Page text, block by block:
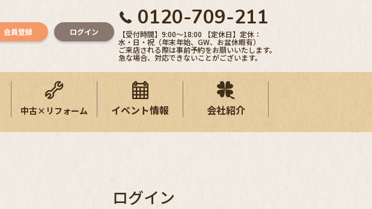
会員登録 ログイン
0120-709-211
【受付時間】9:00〜18:00 【定休日】定休：
水・日・祝（年末年始、GW、お盆休暇有）
ご来店される際は事前予約をお願いいたします。
急な場合、対応できないことがございます。
中古×リフォーム イベント情報 会社紹介
ログイン